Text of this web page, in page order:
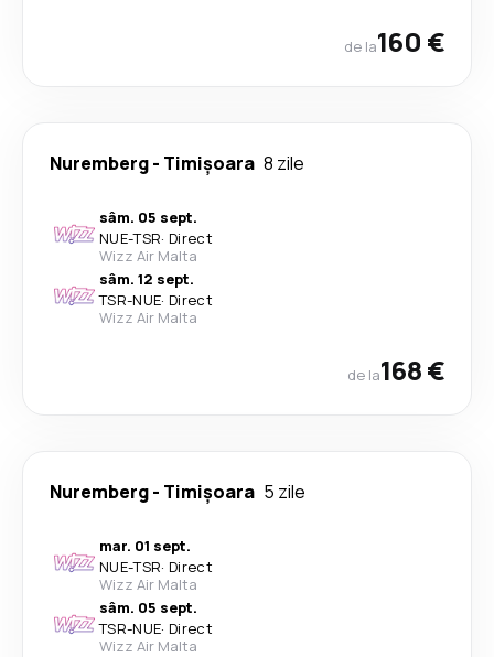
de la160 €
Nuremberg- Timișoara 8 zile
sâm. 05 sept.
NUE-TSR· Direct
Wizz Air Malta
sâm. 12 sept.
TSR-NUE· Direct
Wizz Air Malta
de la168 €
Nuremberg- Timișoara 5 zile
mar. 01 sept.
NUE-TSR· Direct
Wizz Air Malta
sâm. 05 sept.
TSR-NUE· Direct
Wizz Air Malta